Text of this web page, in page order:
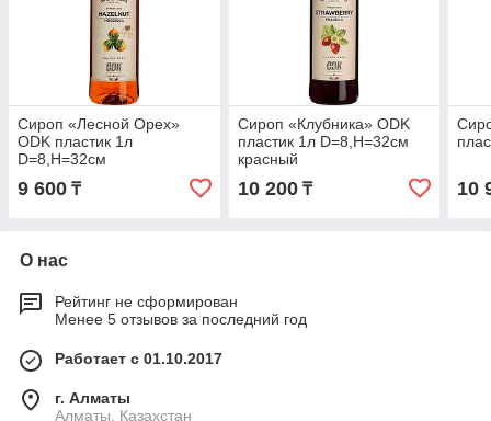
Сироп «Лесной Орех»
ODK пластик 1л
D=8,H=32см
9 600 ₸
Сироп «Клубника» ODK
пластик 1л D=8,H=32см
красный
10 200₸ 10
О нас
Рейтинг не сформирован
Менее 5 отзывов за последний год
Работает с 01.10.2017
г. Алматы
Алматы, Казахстан